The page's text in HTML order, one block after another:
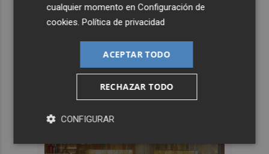
cualquier momento enConfiguración de
cookies .Política de privacidad
ACEPTAR TODO
RECHAZAR TODO
CONFIGURAR